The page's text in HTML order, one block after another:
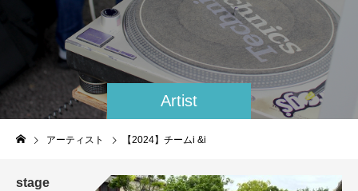
Artist
アーティスト 【2024】チームi &i
stage